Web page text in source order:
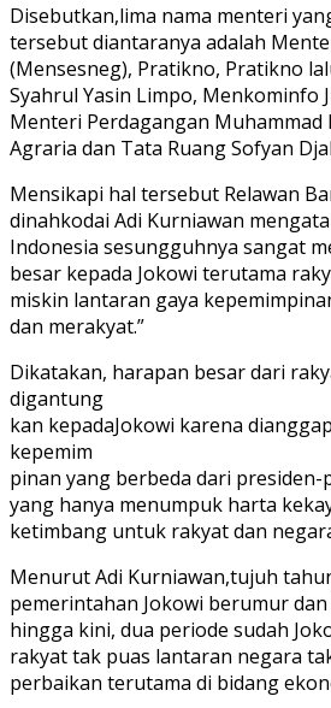
Disebutkan,lima nama menteri
tersebut diantaranya adalah
(Mensesneg), Pratikno, Pratikno
Syahrul Yasin Limpo, Menkominfo
Menteri Perdagangan
Agraria dan Tata Ruang Sofyan
Mensikapi hal tersebut Relawan
dinahkodai Adi Kurniawan
Indonesia sesungguhnya sangat
besar kepada Jokowi terutama
miskin lantaran gaya
dan merakyat.”
Dikatakan, harapan besar dari
digantung
kan kepadaJokowi karena
kepemim
pinan yang berbeda dari presiden-
yang hanya menumpuk harta
ketimbang untuk rakyat dan
Menurut Adi Kurniawan,tujuh
pemerintahan Jokowi berumur
hingga kini, dua periode sudah
rakyat tak puas lantaran negara
perbaikan terutama di bidang